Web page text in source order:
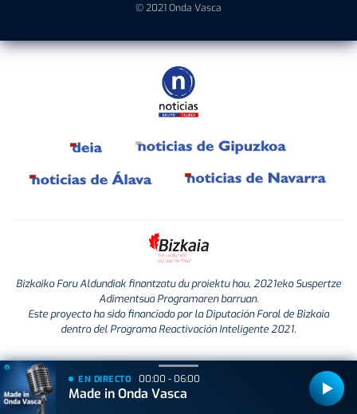
© 2021 Onda Vasca
Bizkaiko Foru Aldundiak finantzatu du proiektu hau, 2021eko Suspertze
Adimentsua Programaren barruan.
Este proyecto ha sido financiado por la Diputación Foral de Bizkaia
dentro del Programa Reactivación Inteligente 2021.
EN DIRECTO 00:00 - 06:00
Made in Onda Vasca